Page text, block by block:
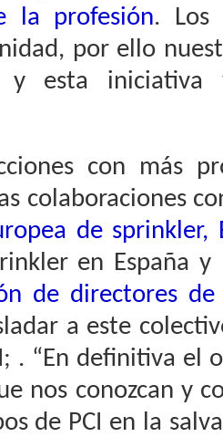
la profesión. Los
por ello
y esta
con más
colaboraciones
de sprinkler,
en España
de directores
a este
. “En definitiva el
nos conozcan y
de PCI en la